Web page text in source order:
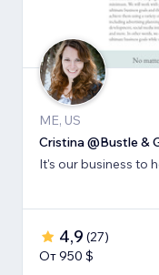
ME, US
Cristina @Bustle &
It's our business to
4,9 (27)
От 950 $